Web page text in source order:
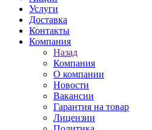
Услуги
Доставка
Контакты
Компания
Назад
Компания
О компании
Новости
Вакансии
Гарантия на товар
Лицензии